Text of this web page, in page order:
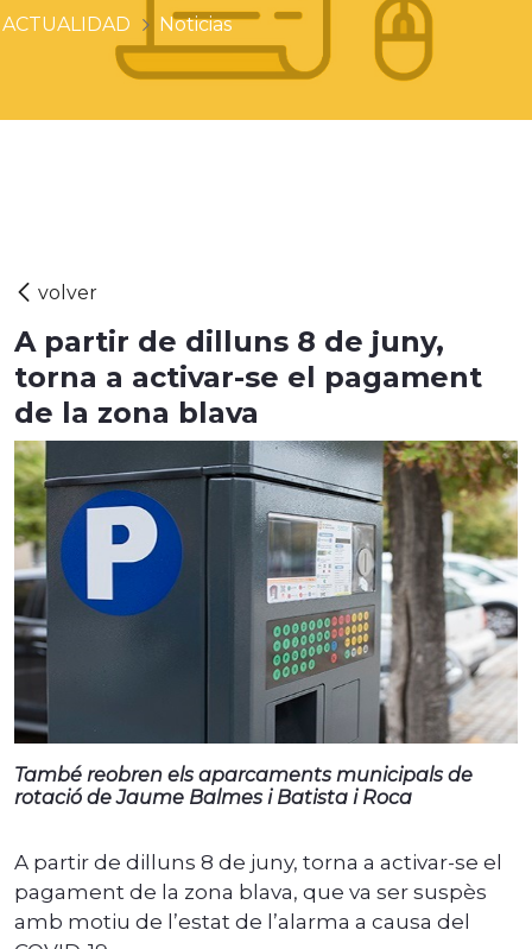
ACTUALIDAD Noticias
A partir de dilluns 8 de juny,
torna a activar-se el pagament
de la zona blava
També reobren els aparcaments municipals de
rotació de Jaume Balmes i Batista i Roca
A partir de dilluns 8 de juny, torna a activar-se el
pagament de la zona blava, que va ser suspès
amb motiu de l’estat de l’alarma a causa del